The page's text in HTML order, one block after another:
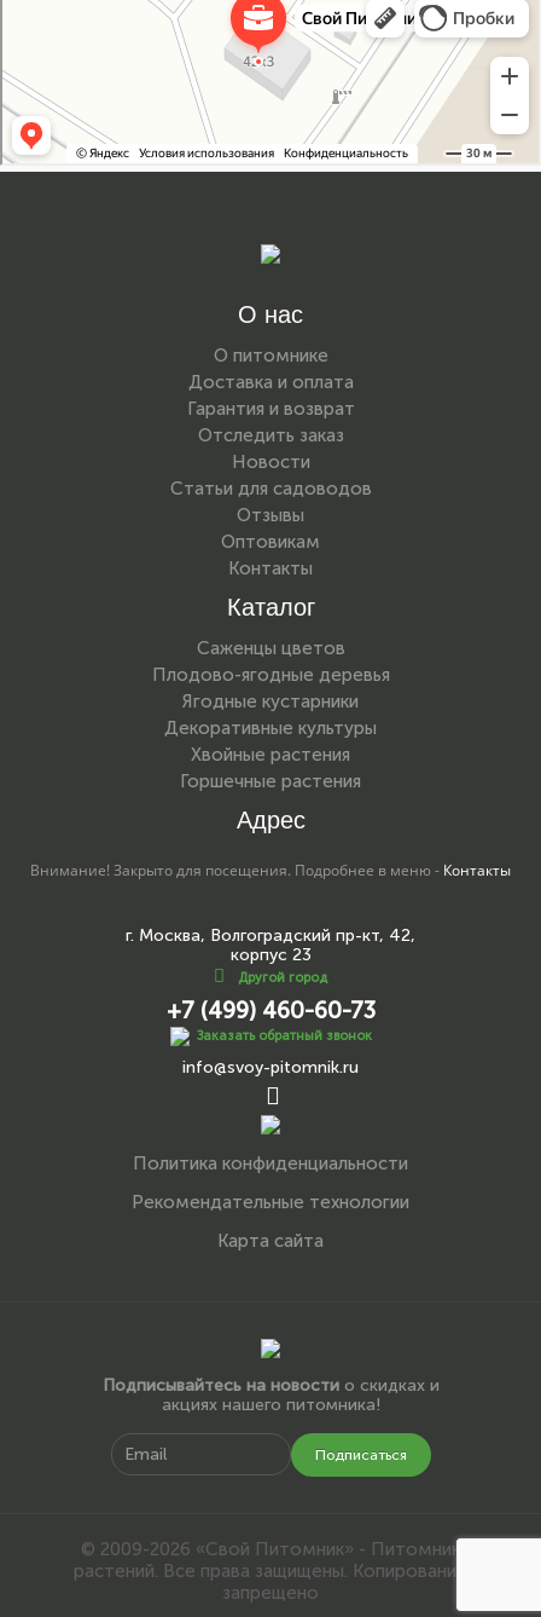
Питомник растений в Москве
Садовый центр в Москве
О нас
О питомнике
Доставка и оплата
Гарантия и возврат
Отследить заказ
Новости
Статьи для садоводов
Отзывы
Оптовикам
Контакты
Каталог
Саженцы цветов
Плодово-ягодные деревья
Ягодные кустарники
Декоративные культуры
Хвойные растения
Горшечные растения
Адрес
Внимание! Закрыто для посещения. Подробнее в меню - Контакты
г. Москва, Волгоградский пр-кт, 42,
корпус 23
Другой город
+7 (499) 460-60-73
Заказать обратный звонок
info@svoy-pitomnik.ru
Политика конфиденциальности
Рекомендательные технологии
Карта сайта
Подписывайтесь на новостио скидках и
акциях нашего питомника!
Подписаться
© 2009-2026 «Свой Питомник» - Питомник
растений. Все права защищены. Копирование
запрещено